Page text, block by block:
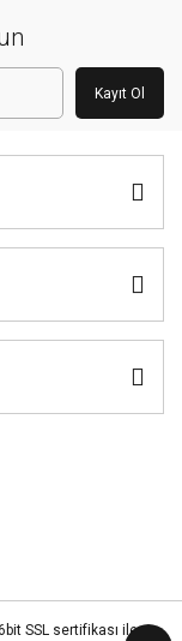
Kayıt Ol
SSL sertifikası ile